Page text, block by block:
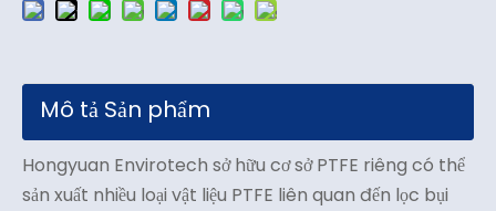
Mô tả Sản phẩm
Hongyuan Envirotech sở hữu cơ sở PTFE riêng có thể
sản xuất nhiều loại vật liệu PTFE liên quan đến lọc bụi